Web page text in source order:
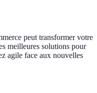
peut transformer votre
meilleures solutions pour
agile face aux nouvelles